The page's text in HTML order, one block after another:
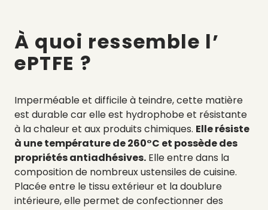
À quoi ressemble l’
ePTFE ?
Imperméable et difficile à teindre, cette matière
est durable car elleest hydrophobe et résistante
à la chaleur et aux produits chimiques. Elle résiste
à une température de 260°C et possède des
propriétés antiadhésives. Elle entre dans la
composition de nombreux ustensiles de cuisine.
Placée entre le tissu extérieur et la doublure
intérieure, elle permet de confectionner des